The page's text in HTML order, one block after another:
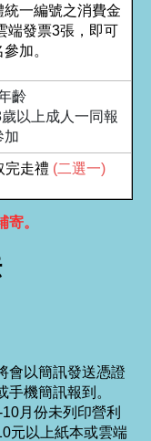
一編號之消費金
端發票3張，即可
加。
齡
以上成人一同報
加
完走禮 (二選一)
。
會以簡訊發送憑證
機簡訊報到。
月份未列印營利
元以上紙本或雲端